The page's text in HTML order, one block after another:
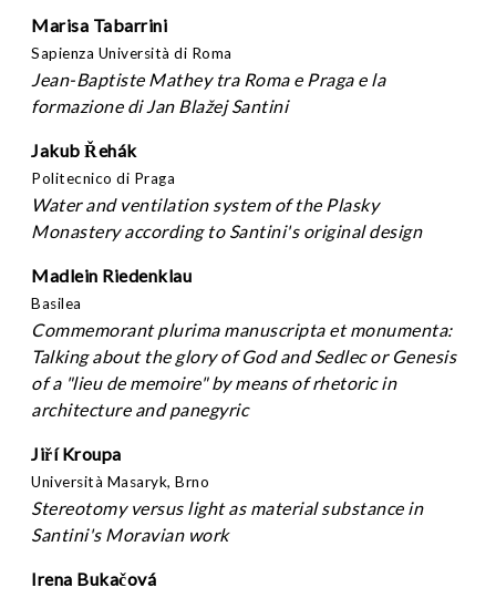
Marisa Tabarrini
Sapienza Università di Roma
Jean-Baptiste Mathey tra Roma e Praga e la
formazione di Jan Blažej Santini
Jakub Řehák
Politecnico di Praga
Water and ventilation system of the Plasky
Monastery according to Santini's original design
Madlein Riedenklau
Basilea
Commemorant plurima manuscripta et monumenta:
Talking about the glory of God and Sedlec or Genesis
of a "lieu de memoire" by means of rhetoric in
architecture and panegyric
Jiří Kroupa
Università Masaryk, Brno
Stereotomy versus light as material substance in
Santini's Moravian work
Irena Bukačová